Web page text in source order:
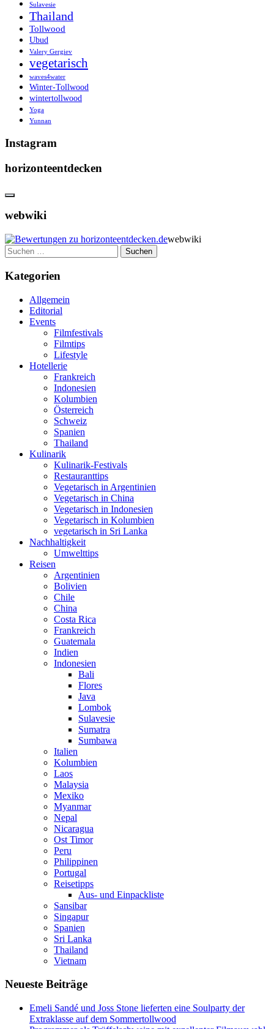
Sulavesie
Thailand
Tollwood
Ubud
Valery Gergiev
vegetarisch
waves4water
Winter-Tollwood
wintertollwood
Yoga
Yunnan
Instagram
horizonteentdecken
webwiki
webwiki
Suchen
nach:
Kategorien
Allgemein
Editorial
Events
Filmfestivals
Filmtips
Lifestyle
Hotellerie
Frankreich
Indonesien
Kolumbien
Österreich
Schweiz
Spanien
Thailand
Kulinarik
Kulinarik-Festivals
Restauranttips
Vegetarisch in Argentinien
Vegetarisch in China
Vegetarisch in Indonesien
Vegetarisch in Kolumbien
vegetarisch in Sri Lanka
Nachhaltigkeit
Umwelttips
Reisen
Argentinien
Bolivien
Chile
China
Costa Rica
Frankreich
Guatemala
Indien
Indonesien
Bali
Flores
Java
Lombok
Sulavesie
Sumatra
Sumbawa
Italien
Kolumbien
Laos
Malaysia
Mexiko
Myanmar
Nepal
Nicaragua
Ost Timor
Peru
Philippinen
Portugal
Reisetipps
Aus- und Einpackliste
Sansibar
Singapur
Spanien
Sri Lanka
Thailand
Vietnam
Neueste Beiträge
Emeli Sandé und Joss Stone lieferten eine Soulparty der
Extraklasse auf dem Sommertollwood